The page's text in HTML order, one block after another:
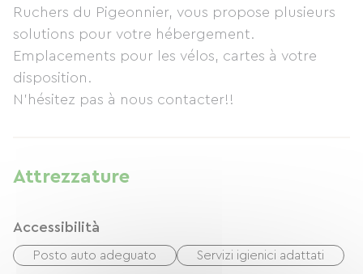
Visitate il nostro sito web:
http://www.lesruchersdupigeonnier.com. Siamo
sempre disponibili a rispondere alle vostre
domande telefonicamente. Seguiteci su
Facebook per rimanere aggiornati sulle ultime
Ruchers du Pigeonnier, vous propose plusieurs
solutions pour votre hébergement.
Emplacements pour les vélos, cartes à votre
disposition.
N'hésitez pas à nous contacter!!
Attrezzature
Accessibilità
Posto auto adeguato Servizi igienici adattati